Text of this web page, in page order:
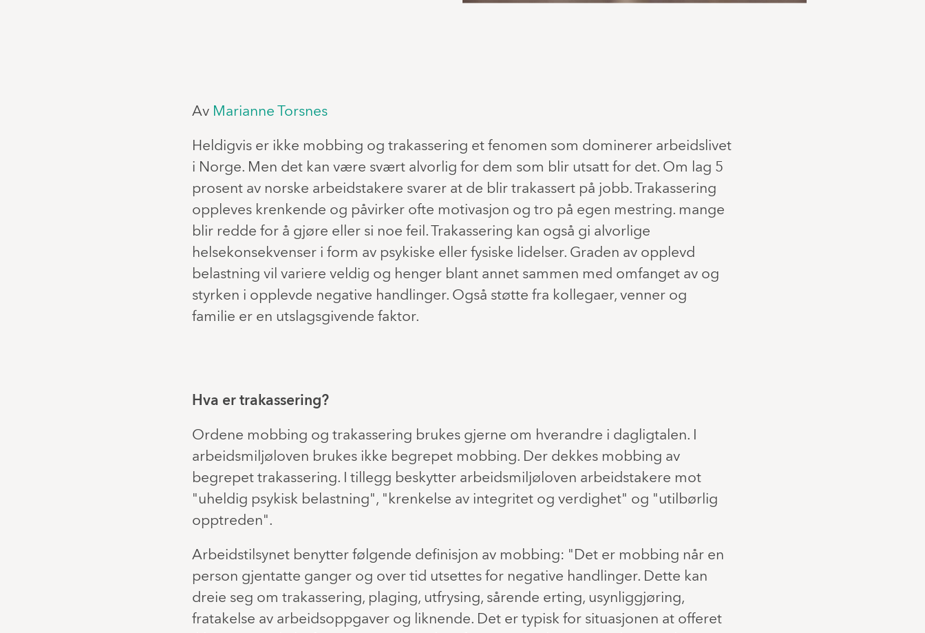
Av Marianne Torsnes
Heldigvis er ikke mobbing og trakassering et fenomen som dominerer arbeidslivet
i Norge. Men det kan være svært alvorlig for dem som blir utsatt for det. Om lag 5
prosent av norske arbeidstakere svarer at de blir trakassert på jobb. Trakassering
oppleves krenkende og påvirker ofte motivasjon og tro på egen mestring. mange
blir redde for å gjøre eller si noe feil. Trakassering kan også gi alvorlige
helsekonsekvenser i form av psykiske eller fysiske lidelser. Graden av opplevd
belastning vil variere veldig og henger blant annet sammen med omfanget av og
styrken i opplevde negative handlinger. Også støtte fra kollegaer, venner og
familie er en utslagsgivende faktor.
Hva er trakassering?
Ordene mobbing og trakassering brukes gjerne om hverandre i dagligtalen. I
arbeidsmiljøloven brukes ikke begrepet mobbing. Der dekkes mobbing av
begrepet trakassering. I tillegg beskytter arbeidsmiljøloven arbeidstakere mot
"uheldig psykisk belastning", "krenkelse av integritet og verdighet" og "utilbørlig
opptreden".
Arbeidstilsynet benytter følgende definisjon av mobbing: "Det er mobbing når en
person gjentatte ganger og over tid utsettes for negative handlinger. Dette kan
dreie seg om trakassering, plaging, utfrysing, sårende erting, usynliggjøring,
fratakelse av arbeidsoppgaver og liknende. Det er typisk for situasjonen at offeret